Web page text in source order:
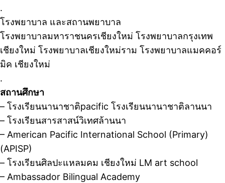
.
โรงพยาบาล และสถานพยาบาล
โรงพยาบาลมหาราชนครเชียงใหม่ โรงพยาบาลกรุงเทพ
เชียงใหม่ โรงพยาบาลเชียงใหม่ราม โรงพยาบาลแมคคอร์
มิค เชียงใหม่
.
สถานศึกษา
– โรงเรียนนานาชาติpacific โรงเรียนนานาชาติลานนา
– โรงเรียนสารสาสน์วิเทศล้านนา
– American Pacific International School (Primary)
(APISP)
– โรงเรียนศิลปะแหลมคม เชียงใหม่ LM art school
– Ambassador Bilingual Academy